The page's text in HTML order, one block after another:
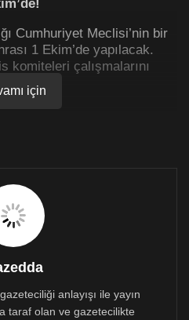
Cumhuriyet Meclisi’nin bir
1 Ekim’de yapılacak.
komiteleri çalışmalarını
için
anlayışı ile yayın
taraf olan ve gazetecilikte